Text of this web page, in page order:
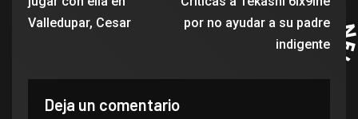
Valledupar, Cesar
por no ayudar a su padre
indigente
Deja un comentario